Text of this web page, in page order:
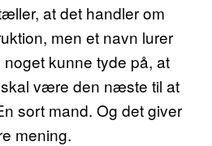
at det handler om
men et navn lurer
kunne tyde på, at
være den næste til at
sort mand. Og det giver
mening.